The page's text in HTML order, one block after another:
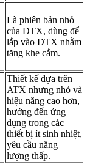
Là phiên bản nhỏ
của DTX, dùng để
lắp vào DTX nhằm
tăng khe cắm.
Thiết kế dựa trên
ATX nhưng nhỏ và
hiệu năng cao hơn,
hướng đến ứng
dụng trong các
thiết bị ít sinh nhiệt,
yêu cầu năng
lượng thấp.